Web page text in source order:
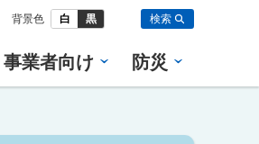
背景色 白 黒 検索
事業者向け 防災